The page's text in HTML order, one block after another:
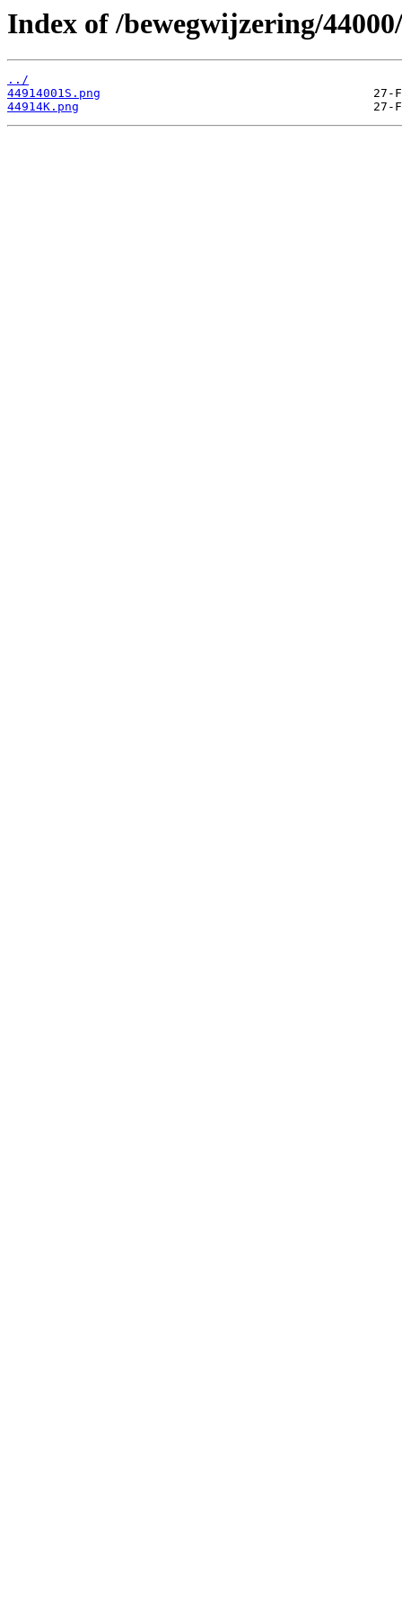
Index of /bewegwijzering/
../
44914001S.png
44914K.png